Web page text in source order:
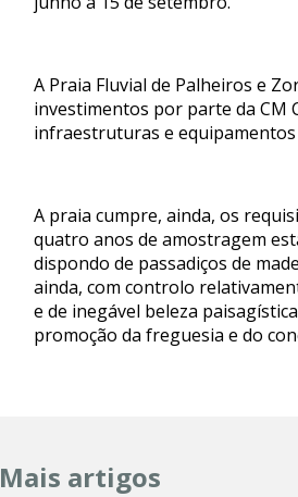
A Praia Fluvial de Palheiros e
investimentos por parte da CM
infraestruturas e
A praia cumpre, ainda, os
quatro anos de amostragem
dispondo de passadiços de
ainda, com controlo
e de inegável beleza
promoção da freguesia e do
Mais artigos